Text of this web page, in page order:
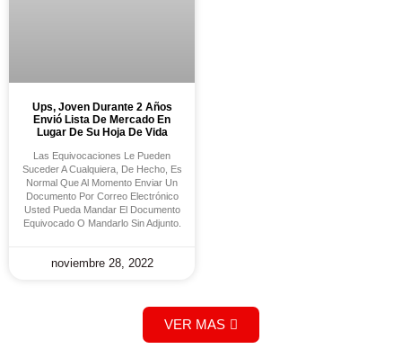
Ups, Joven Durante 2 Años
Envió Lista De Mercado En
Lugar De Su Hoja De Vida
Las Equivocaciones Le Pueden
Suceder A Cualquiera, De Hecho, Es
Normal Que Al Momento Enviar Un
Documento Por Correo Electrónico
Usted Pueda Mandar El Documento
Equivocado O Mandarlo Sin Adjunto.
noviembre 28, 2022
VER MAS